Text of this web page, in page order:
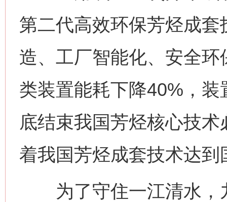
第二代高效环保芳烃成
造、工厂智能化、安全
类装置能耗下降40%，
底结束我国芳烃核心技
着我国芳烃成套技术达到
为了守住一江清水，